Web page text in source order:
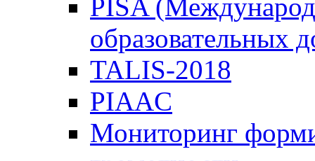
PISA
образовательных
TALIS-2018
PIAAC
Мониторинг